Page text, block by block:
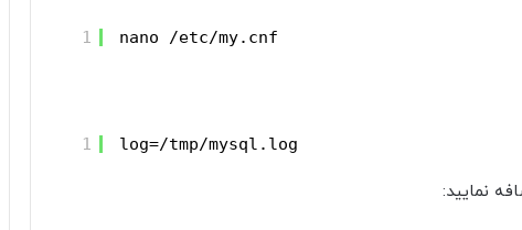
1 nano /etc/my.cnf
1 log=/tmp/mysql.log